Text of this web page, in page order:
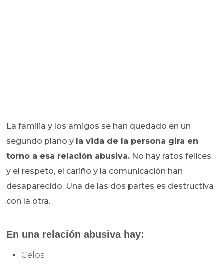
La familia y los amigos se han quedado en un
segundo plano y la vida de la persona gira en
torno a esa relación abusiva. No hay ratos felices
y el respeto, el cariño y la comunicación han
desaparecido. Una de las dos partes es destructiva
con la otra.
En una relación abusiva hay:
Celos